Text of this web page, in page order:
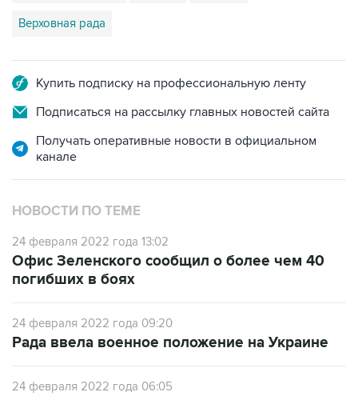
Верховная рада
Купить подписку на профессиональную ленту
Подписаться на рассылку главных новостей сайта
Получать оперативные новости в официальном
канале
НОВОСТИ ПО ТЕМЕ
24 февраля 2022 года 13:02
Офис Зеленского сообщил о более чем 40
погибших в боях
24 февраля 2022 года 09:20
Рада ввела военное положение на Украине
24 февраля 2022 года 06:05